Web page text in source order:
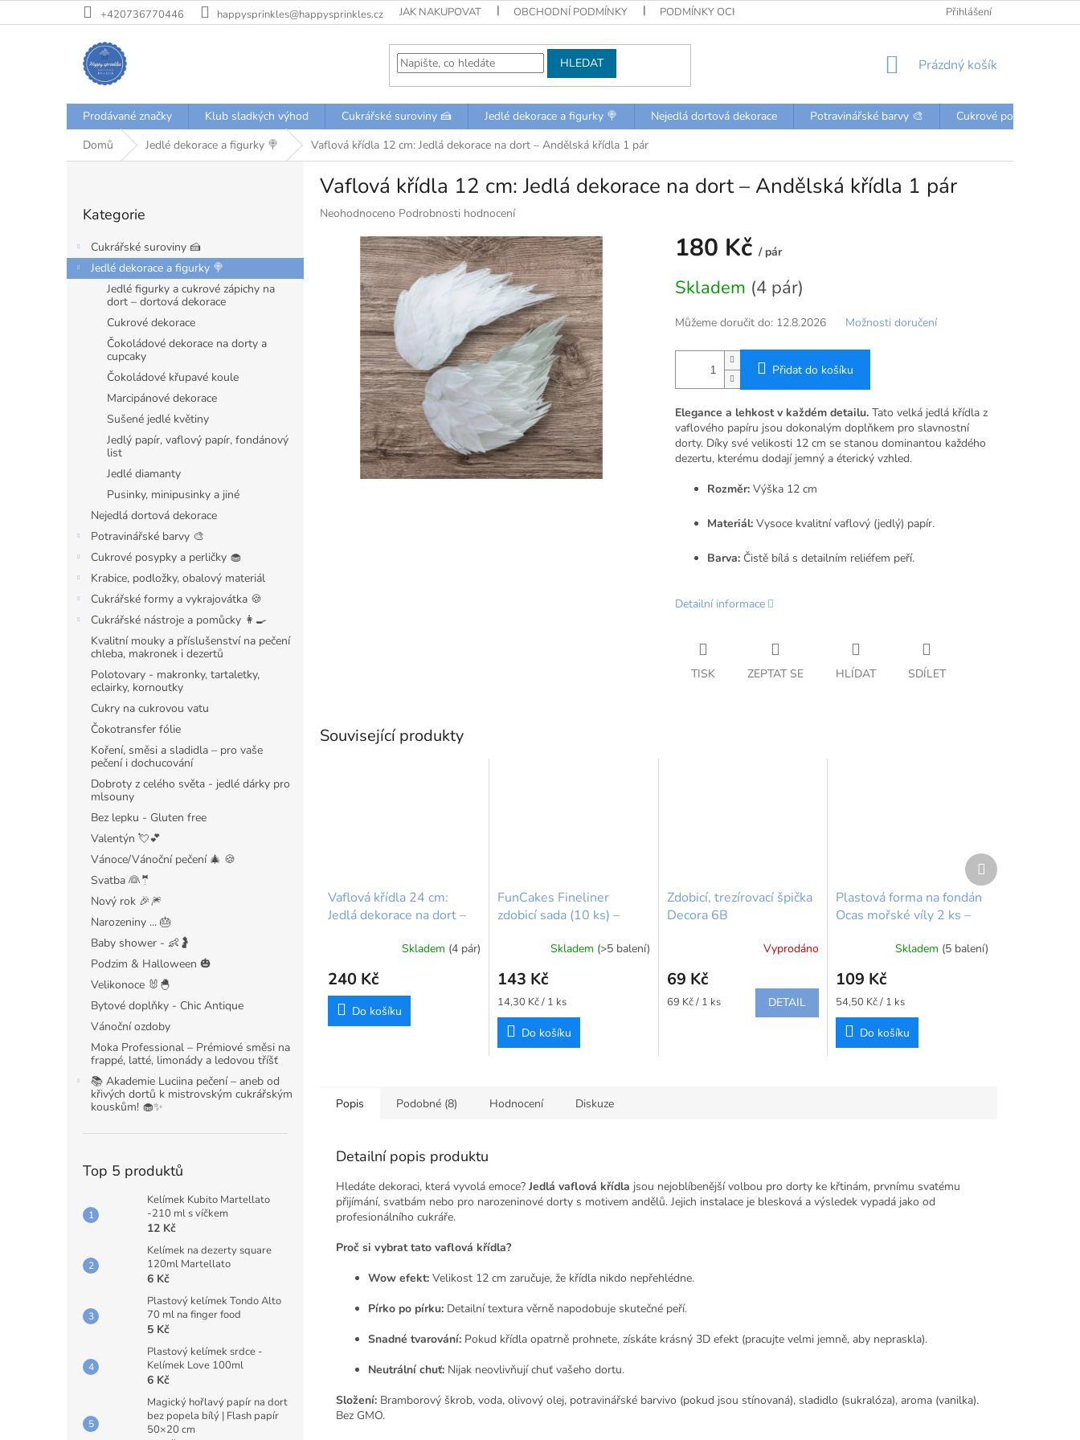
na
+420736770446 happysprinkles@happysprinkles.cz JAK NAKUPOVAT OBCHODNÍ PODMÍNKY PODMÍNKY OCHRANY OSOBNÍCH ÚDAJŮ KONTAKTYPřihlášení
HLEDAT
NÁKUPNÍ
Prázdný košík
Prodávané značky Klub sladkých výhod Cukrářské suroviny 🍰 Jedlé dekorace a figurky 🍭 Nejedlá dortová dekorace Potravinářské barvy 🎨
Cukrové posypky a
Domů
Jedlé dekorace a figurky 🍭 Vaflová křídla 12 cm: Jedlá dekorace na dort – Andělská křídla 1 pár
a
n
kategorie
Kategorie
Cukrářské suroviny 🍰
Jedlé dekorace a figurky 🍭
Jedlé figurky a cukrové zápichy na
dort – dortová dekorace
Cukrové dekorace
Čokoládové dekorace na dorty a
cupcaky
Čokoládové křupavé koule
Marcipánové dekorace
Sušené jedlé květiny
Jedlý papír, vaflový papír, fondánový
list
Jedlé diamanty
Pusinky, minipusinky a jiné
Nejedlá dortová dekorace
Potravinářské barvy 🎨
Cukrové posypky a perličky 🧁
Krabice, podložky, obalový materiál
Cukrářské formy a vykrajovátka 🍪
Cukrářské nástroje a pomůcky 👩‍🍳
Kvalitní mouky a příslušenství na pečení
chleba, makronek i dezertů
Polotovary - makronky, tartaletky,
eclairky, kornoutky
Cukry na cukrovou vatu
Čokotransfer fólie
Koření, směsi a sladidla – pro vaše
pečení i dochucování
Dobroty z celého světa - jedlé dárky pro
mlsouny
Bez lepku - Gluten free
Valentýn 💘💕
Vánoce/Vánoční pečení 🎄 🍪
Svatba 👰🤵
Nový rok 🎉🎆
Narozeniny ... 🎂
Baby shower - 👶🤰
Podzim & Halloween 🎃
Velikonoce 🐰🐣
Bytové doplňky - Chic Antique
Vánoční ozdoby
Moka Professional – Prémiové směsi na
frappé, latté, limonády a ledovou tříšť
📚 Akademie Luciina pečení – aneb od
křivých dortů k mistrovským cukrářským
kouskům! 🧁✨
Top 5 produktů
Kelímek Kubito Martellato
-210 ml s víčkem
12 Kč
Kelímek na dezerty square
120ml Martellato
6 Kč
Plastový kelímek Tondo Alto
70 ml na finger food
5 Kč
Plastový kelímek srdce -
Kelímek Love 100ml
6 Kč
Magický hořlavý papír na dort
bez popela bílý | Flash papír
50×20 cm
Vaflová křídla 12 cm: Jedlá dekorace na dort – Andělská křídla 1 pár
Průměrné
produktu
hvězdiček.
Neohodnoceno Podrobnosti hodnocení
180 Kč / pár
cena:
Skladem (4 pár)
Můžeme doručit do: 12.8.2026 Možnosti doručení
Přidat do košíku
Elegance a lehkost v každém detailu.Tato velká jedlá křídla z
vaflového papíru jsou dokonalým doplňkem pro slavnostní
dorty. Díky své velikosti 12 cm se stanou dominantou každého
dezertu, kterému dodají jemný a éterický vzhled.
Rozměr:Výška 12 cm
Materiál:Vysoce kvalitní vaflový (jedlý) papír.
Barva:Čistě bílá s detailním reliéfem peří.
Detailní informace
TISK ZEPTAT SE HLÍDAT SDÍLET
Související produkty
Vaflová křídla 24 cm:
Jedlá dekorace na dort –
Skladem (4 pár)
240 Kč
Do košíku
FunCakes Fineliner
zdobicí sada (10 ks) –
uzavíratelnou špičkou na
psaní
Skladem (>5 balení)
143 Kč
Měrná
cena:
14,30 Kč / 1 ks
Do košíku
Zdobicí, trezírovací špička
Decora 6B
Vyprodáno
69 Kč
Měrná
69 Kč / 1 ks DETAIL
Plastová forma na fondán
Ocas mořské víly 2 ks –
Skladem (5 balení)
109 Kč
Měrná
cena:
54,50 Kč / 1 ks
Do košíku
Další
produkt
Popis Podobné (8) Hodnocení Diskuze
Detailní popis produktu
Hledáte dekoraci, která vyvolá emoce? Jedlá vaflová křídla jsou nejoblíbenější volbou pro dorty ke křtinám, prvnímu svatému
přijímání, svatbám nebo pro narozeninové dorty s motivem andělů. Jejich instalace je blesková a výsledek vypadá jako od
profesionálního cukráře.
Proč si vybrat tato vaflová křídla?
Wow efekt: Velikost 12 cm zaručuje, že křídla nikdo nepřehlédne.
Pírko po pírku: Detailní textura věrně napodobuje skutečné peří.
Snadné tvarování: Pokud křídla opatrně prohnete, získáte krásný 3D efekt (pracujte velmi jemně, aby nepraskla).
Neutrální chuť: Nijak neovlivňují chuť vašeho dortu.
Složení: Bramborový škrob, voda, olivový olej, potravinářské barvivo (pokud jsou stínovaná), sladidlo (sukralóza), aroma (vanilka).
Bez GMO.